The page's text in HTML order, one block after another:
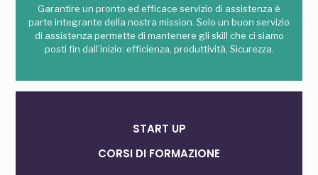
Garantire un pronto ed efficace servizio di assistenza è
parte integrante della nostra mission. Solo un buon servizio
di assistenza permette di mantenere gli skill che ci siamo
posti fin dall’inizio: efficienza, produttività, Sicurezza.
START UP
CORSI DI FORMAZIONE